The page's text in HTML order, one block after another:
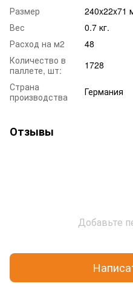
Размер
240x22x71
Вес
0.7 кг.
Расход на м2
48
Количество в
паллете, шт:
1728
Страна
производства
Германия
Отзывы
Добавьте